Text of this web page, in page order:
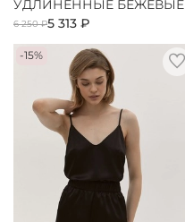
УДЛИНЕННЫЕ БЕЖЕВЫЕ
6 250 ₽5 313 ₽
-15%